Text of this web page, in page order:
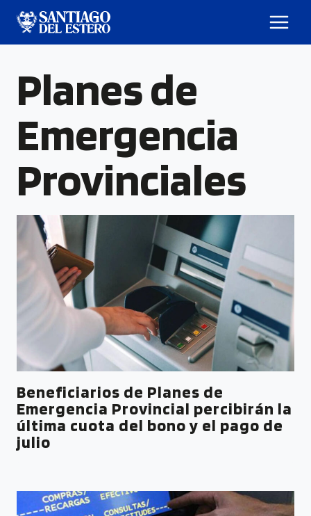
Planes de
Emergencia
Provinciales
Beneficiarios de Planes de
Emergencia Provincial percibirán la
última cuota del bono y el pago de
julio